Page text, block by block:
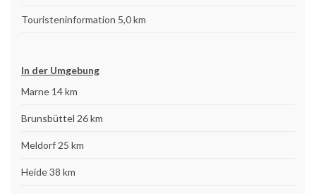
Touristeninformation 5,0 km
In der Umgebung
Marne 14 km
Brunsbüttel 26 km
Meldorf 25 km
Heide 38 km